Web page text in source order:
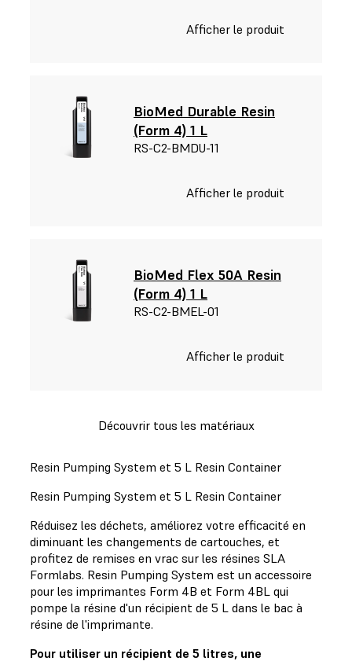
Afficher le produit
BioMed Durable Resin
(Form 4) 1 L
RS-C2-BMDU-11
Afficher le produit
BioMed Flex 50A Resin
(Form 4) 1 L
RS-C2-BMEL-01
Afficher le produit
Découvrir tous les matériaux
Resin Pumping System et 5 L Resin Container
Resin Pumping System et 5 L Resin Container
Réduisez les déchets, améliorez votre efficacité en
diminuant les changements de cartouches, et
profitez de remises en vrac sur les résines SLA
Formlabs. Resin Pumping System est un accessoire
pour les imprimantes Form 4B et Form 4BL qui
pompe la résine d'un récipient de 5 L dans le bac à
résine de l'imprimante.
Pour utiliser un récipient de 5 litres, une